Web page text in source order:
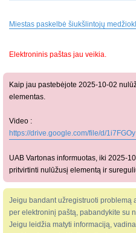
Miestas paskelbė šiukšlintojų
Elektroninis paštas jau veikia.
Kaip jau pastebėjote 2025-10-02
elementas.
Video :
https://drive.google.com/file/d/
UAB Vartonas informuotas, iki 2025-
pritvirtinti nulūžusį elementą ir
Jeigu bandant užregistruoti problemą
per elektroninį paštą, pabandykite su
Jeigu leidžia matyti informaciją,